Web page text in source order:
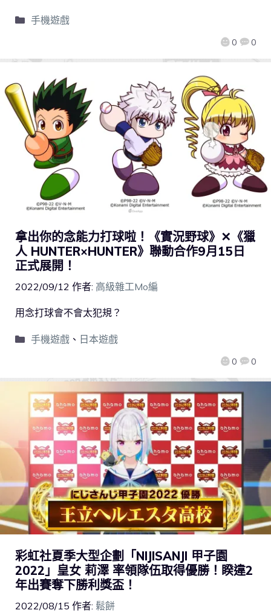
0 0
手機遊戲
拿出你的念能力打球啦！《實況野球》✕《獵
人 HUNTER×HUNTER》聯動合作9月15日
正式展開！
2022/09/12 作者: 高級雜工Mo編
0 0
用念打球會不會太犯規？
手機遊戲、 日本遊戲
彩虹社夏季大型企劃「NIJISANJI 甲子園
2022」皇女 莉澤 率領隊伍取得優勝！睽違2
年出賽奪下勝利獎盃！
2022/08/15 作者: 鬆餅